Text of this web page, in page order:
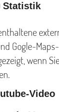
Wildspitze
Talabschluß
Statistik
Gogle-
wenn
Video